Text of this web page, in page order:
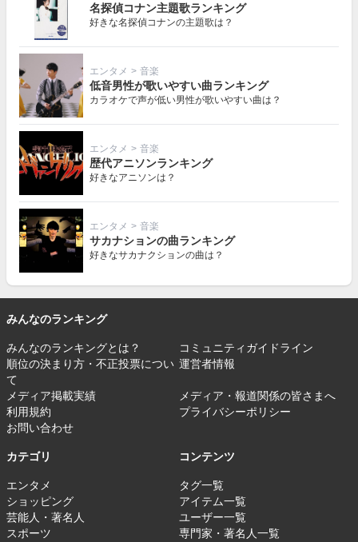
名探偵コナン主題歌ランキング
好きな名探偵コナンの主題歌は？
エンタメ > 音楽
低音男性が歌いやすい曲ランキング
カラオケで声が低い男性が歌いやすい曲は？
エンタメ > 音楽
歴代アニソンランキング
好きなアニソンは？
エンタメ > 音楽
サカナションの曲ランキング
好きなサカナクションの曲は？
みんなのランキング
みんなのランキングとは？
コミュニティガイドライン
順位の決まり方・不正投票につい
て
運営者情報
メディア掲載実績
メディア・報道関係の皆さまへ
利用規約
プライバシーポリシー
お問い合わせ
カテゴリ
エンタメ
ショッピング
芸能人・著名人
スポーツ
コンテンツ
タグ一覧
アイテム一覧
ユーザー一覧
専門家・著名人一覧